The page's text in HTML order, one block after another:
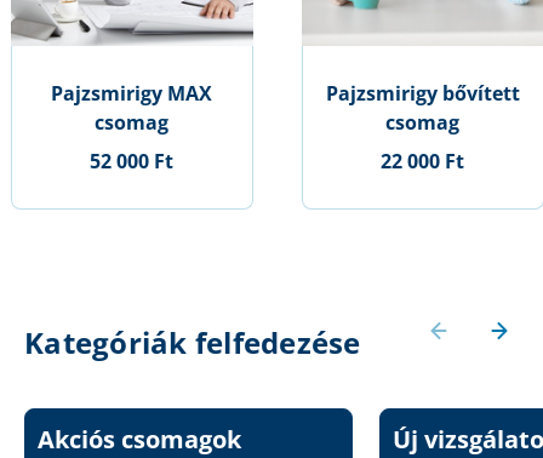
Pajzsmirigy MAX
csomag
52 000 Ft
Pajzsmirigy bővített
csomag
22 000 Ft
Kategóriák felfedezése
Akciós csomagok
Új